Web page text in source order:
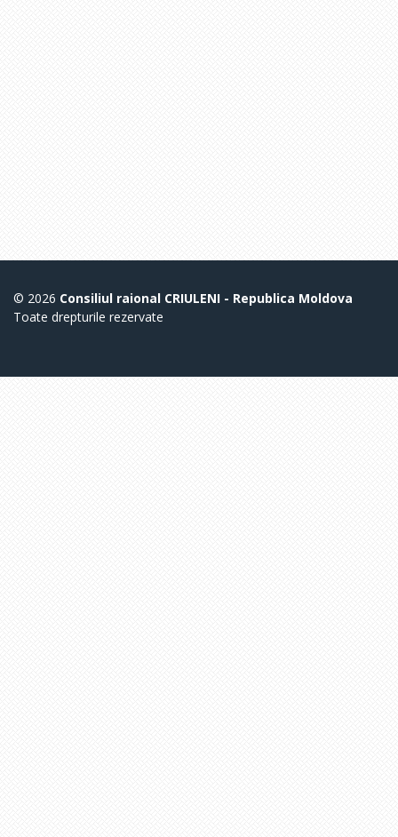
© 2026 Consiliul raional CRIULENI - Republica Moldova
Toate drepturile rezervate